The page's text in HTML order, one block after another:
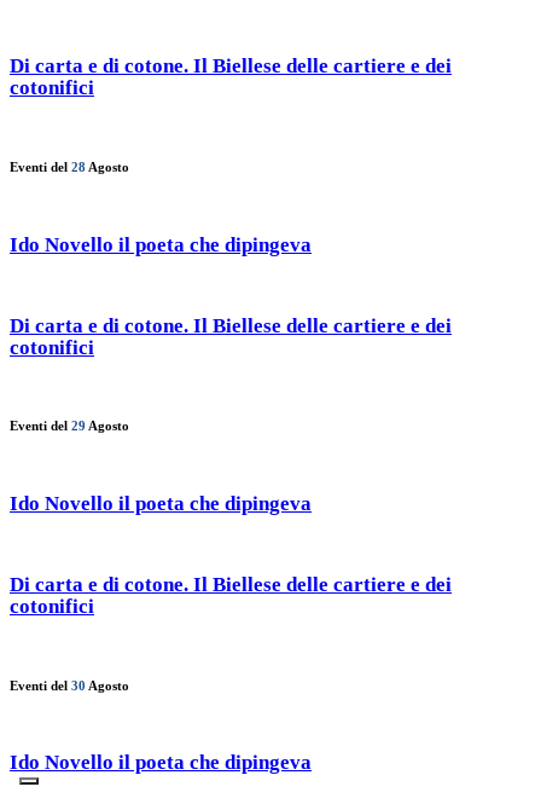
Di carta e di cotone. Il Biellese delle cartiere e dei
cotonifici
Eventi del 28 Agosto
Ido Novello il poeta che dipingeva
Di carta e di cotone. Il Biellese delle cartiere e dei
cotonifici
Eventi del 29 Agosto
Ido Novello il poeta che dipingeva
Di carta e di cotone. Il Biellese delle cartiere e dei
cotonifici
Eventi del 30 Agosto
Ido Novello il poeta che dipingeva